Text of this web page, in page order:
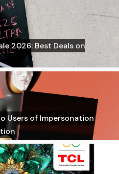
2026: Best Deals on
Users of Impersonation